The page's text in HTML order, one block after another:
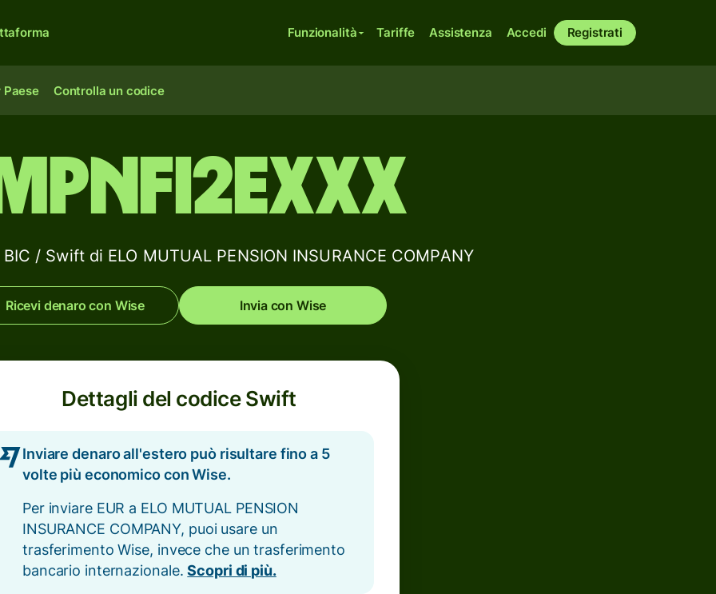
Funzionalità Tariffe Assistenza Accedi Registrati
Paese Controlla un codice
/ Swift di ELO MUTUAL PENSION INSURANCE COMPANY
Ricevi denaro con Wise Invia con Wise
Dettagli del codice Swift
Inviare denaro all'estero può risultare fino a 5
volte più economico con Wise.
Per inviare EUR a ELO MUTUAL PENSION
INSURANCE COMPANY, puoi usare un
trasferimento Wise, invece che un trasferimento
bancario internazionale.Scopri di più.